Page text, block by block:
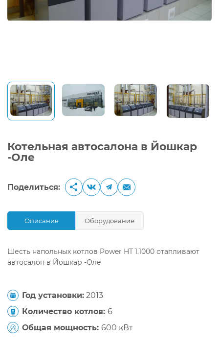
Котельная автосалона в Йошкар
-Оле
Поделиться:
Описание Оборудование
Шесть напольных котлов Power HT 1.1000 отапливают
автосалон в Йошкар -Оле
Год установки: 2013
Количество котлов: 6
Общая мощность: 600 кВт